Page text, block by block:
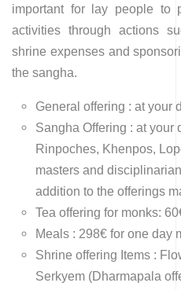
important for lay people to
activities through actions
shrine expenses and
the sangha.
General offering : at your
Sangha Offering : at
Rinpoches, Khenpos,
masters and
addition to the offerings
Tea offering for monks:
Meals : 298€ for one day
Shrine offering Items :
Serkyem (Dharmapala